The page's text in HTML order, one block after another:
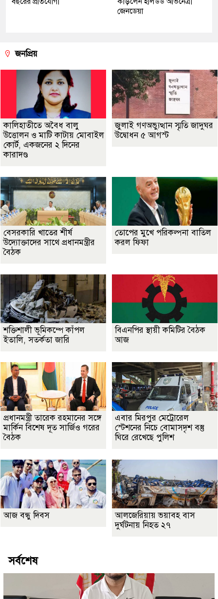
জেনডেয়া
জনপ্রিয়
কালিহাতীতে অবৈধ বালু
উত্তোলন ও মাটি কাটায় মোবাইল
কোর্ট, একজনের ২ দিনের
কারাদণ্ড
জুলাই গণঅভ্যুত্থান স্মৃতি জাদুঘর
উদ্বোধন ৫ আগস্ট
বেসরকারি খাতের শীর্ষ
উদ্যোক্তাদের সাথে প্রধানমন্ত্রীর
বৈঠক
তোপের মুখে পরিকল্পনা বাতিল
করল ফিফা
শক্তিশালী ভূমিকম্পে কাঁপল
ইতালি, সতর্কতা জারি
বিএনপির স্থায়ী কমিটির বৈঠক
আজ
প্রধানমন্ত্রী তারেক রহমানের সঙ্গে
মার্কিন বিশেষ দূত সার্জিও গরের
বৈঠক
এবার মিরপুর মেট্রোরেল
স্টেশনের নিচে বোমাসদৃশ বস্তু
ঘিরে রেখেছে পুলিশ
আজ বন্ধু দিবস
আলজেরিয়ায় ভয়াবহ বাস
দুর্ঘটনায় নিহত ২৭
সর্বশেষ